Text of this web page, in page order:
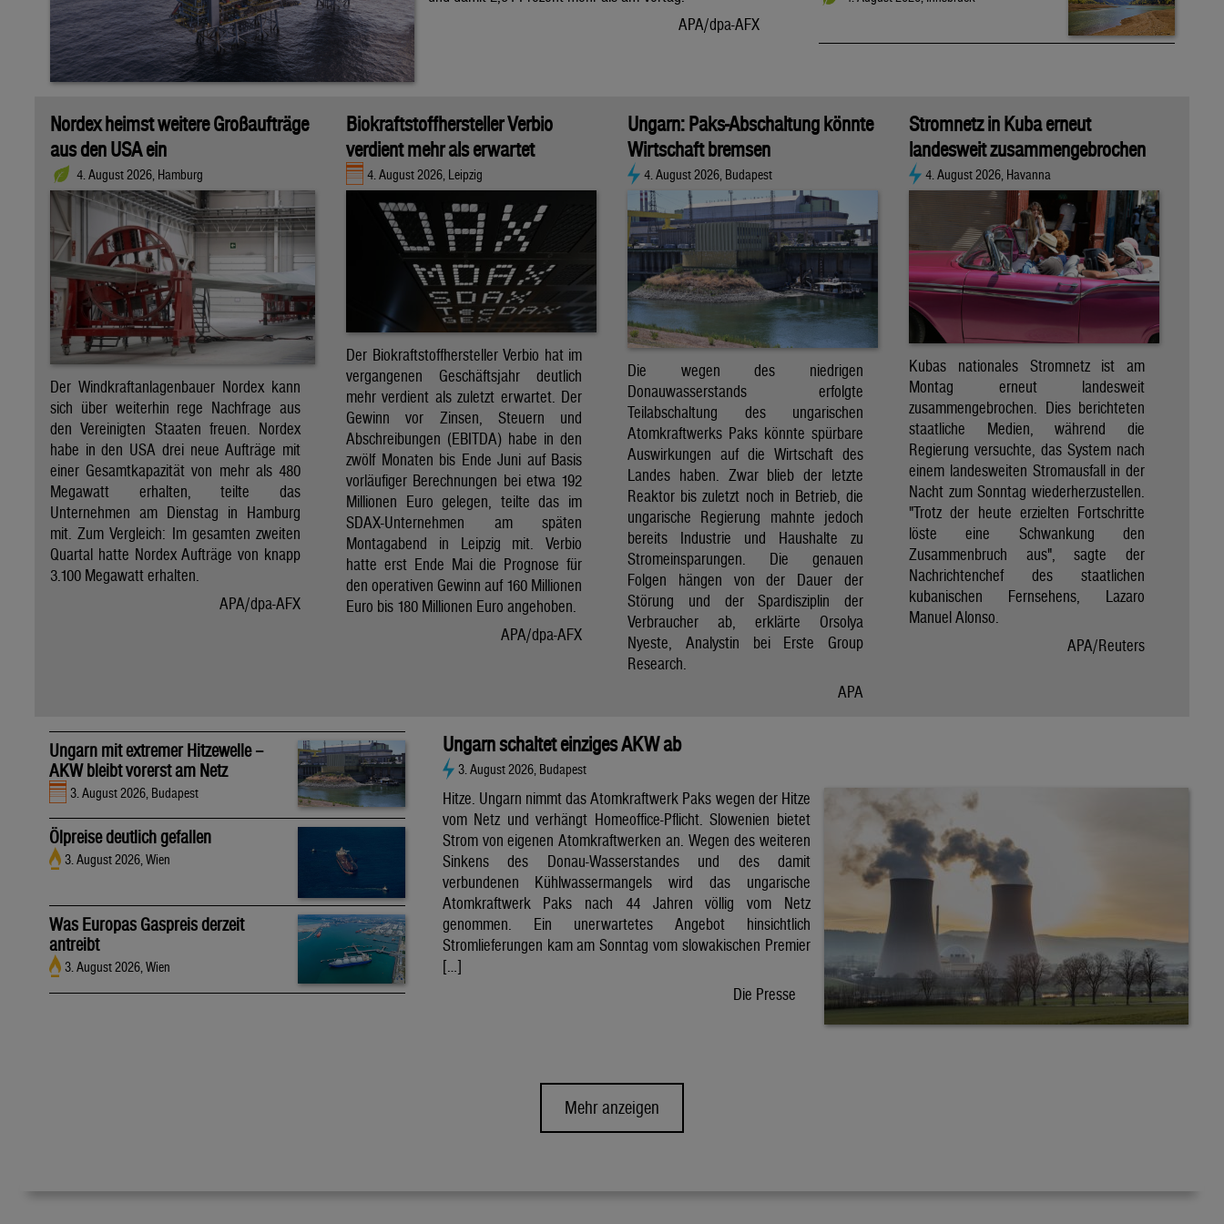
APA/dpa-AFX
Nordex heimst weitere Großaufträge
aus den USA ein
4. August 2026, Hamburg
Der Windkraftanlagenbauer Nordex kann
sich über weiterhin rege Nachfrage aus
den Vereinigten Staaten freuen. Nordex
habe in den USA drei neue Aufträge mit
einer Gesamtkapazität von mehr als 480
Megawatt erhalten, teilte das
Unternehmen am Dienstag in Hamburg
mit. Zum Vergleich: Im gesamten zweiten
Quartal hatte Nordex Aufträge von knapp
3.100 Megawatt erhalten.
APA/dpa-AFX
Biokraftstoffhersteller Verbio
verdient mehr als erwartet
4. August 2026, Leipzig
Der Biokraftstoffhersteller Verbio hat im
vergangenen Geschäftsjahr deutlich
mehr verdient als zuletzt erwartet. Der
Gewinn vor Zinsen, Steuern und
Abschreibungen (EBITDA) habe in den
zwölf Monaten bis Ende Juni auf Basis
vorläufiger Berechnungen bei etwa 192
Millionen Euro gelegen, teilte das im
SDAX-Unternehmen am späten
Montagabend in Leipzig mit. Verbio
hatte erst Ende Mai die Prognose für
den operativen Gewinn auf 160 Millionen
Euro bis 180 Millionen Euro angehoben.
APA/dpa-AFX
Ungarn: Paks-Abschaltung könnte
Wirtschaft bremsen
4. August 2026, Budapest
Die wegen des niedrigen
Donauwasserstands erfolgte
Teilabschaltung des ungarischen
Atomkraftwerks Paks könnte spürbare
Auswirkungen auf die Wirtschaft des
Landes haben. Zwar blieb der letzte
Reaktor bis zuletzt noch in Betrieb, die
ungarische Regierung mahnte jedoch
bereits Industrie und Haushalte zu
Stromeinsparungen. Die genauen
Folgen hängen von der Dauer der
Störung und der Spardisziplin der
Verbraucher ab, erklärte Orsolya
Nyeste, Analystin bei Erste Group
Research.
APA
Stromnetz in Kuba erneut
landesweit zusammengebrochen
4. August 2026, Havanna
Kubas nationales Stromnetz ist am
Montag erneut landesweit
zusammengebrochen. Dies berichteten
staatliche Medien, während die
Regierung versuchte, das System nach
einem landesweiten Stromausfall in der
Nacht zum Sonntag wiederherzustellen.
"Trotz der heute erzielten Fortschritte
löste eine Schwankung den
Zusammenbruch aus", sagte der
Nachrichtenchef des staatlichen
kubanischen Fernsehens, Lazaro
Manuel Alonso.
APA/Reuters
Ungarn mit extremer Hitzewelle –
AKW bleibt vorerst am Netz
3. August 2026, Budapest
Ölpreise deutlich gefallen
3. August 2026, Wien
Was Europas Gaspreis derzeit
antreibt
3. August 2026, Wien
Ungarn schaltet einziges AKW ab
3. August 2026, Budapest
Hitze. Ungarn nimmt das Atomkraftwerk Paks wegen der Hitze
vom Netz und verhängt Homeoffice-Pflicht. Slowenien bietet
Strom von eigenen Atomkraftwerken an. Wegen des weiteren
Sinkens des Donau-Wasserstandes und des damit
verbundenen Kühlwassermangels wird das ungarische
Atomkraftwerk Paks nach 44 Jahren völlig vom Netz
genommen. Ein unerwartetes Angebot hinsichtlich
Stromlieferungen kam am Sonntag vom slowakischen Premier
[…]
Die Presse
Mehr anzeigen